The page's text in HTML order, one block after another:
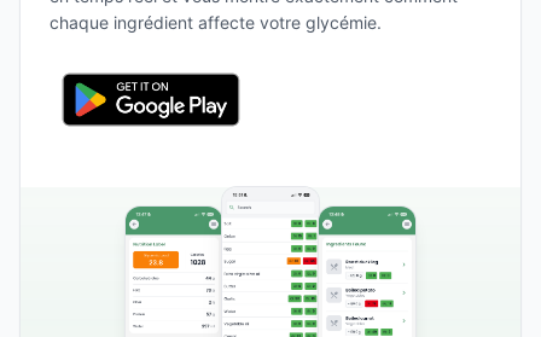
chaque ingrédient affecte votre glycémie.